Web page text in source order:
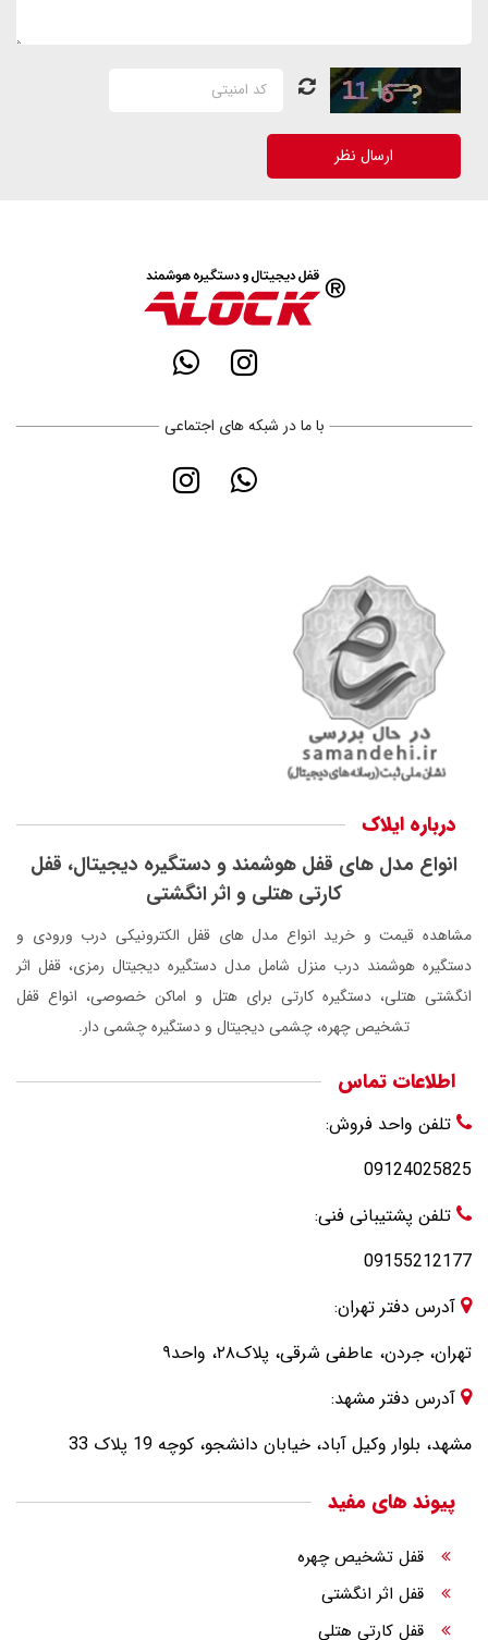
ارسال نظر
با ما در شبکه های اجتماعی
درباره ایلاک
انواع مدل های قفل هوشمند و دستگیره دیجیتال، قفل
کارتی هتلی و اثر انگشتی
مشاهده قیمت و خرید انواع مدل های قفل الکترونیکی درب ورودی و
دستگیره هوشمند درب منزل شامل مدل دستگیره دیجیتال رمزی، قفل اثر
انگشتی هتلی، دستگیره کارتی برای هتل و اماکن خصوصی، انواع قفل
تشخیص چهره، چشمی دیجیتال و دستگیره چشمی دار.
اطلاعات تماس
تلفن واحد فروش:
09124025825
تلفن پشتیبانی فنی:
09155212177
آدرس دفتر تهران:
تهران، جردن، عاطفی شرقی، پلاک۲۸، واحد۹
آدرس دفتر مشهد:
مشهد، بلوار وکیل آباد، خیابان دانشجو، کوچه 19 پلاک 33
پیوند های مفید
قفل تشخیص چهره
قفل اثر انگشتی
قفل کارتی هتلی